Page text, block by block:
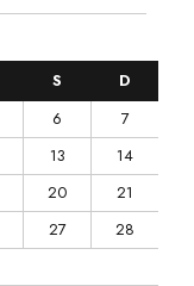
S
D
6
7
13
14
20
21
27
28